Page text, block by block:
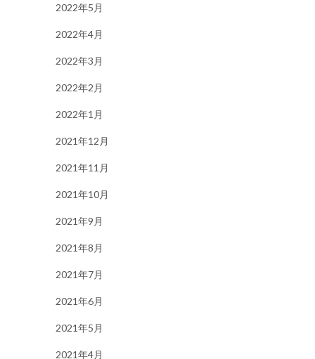
2022年5月
2022年4月
2022年3月
2022年2月
2022年1月
2021年12月
2021年11月
2021年10月
2021年9月
2021年8月
2021年7月
2021年6月
2021年5月
2021年4月